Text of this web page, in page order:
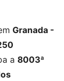
Granada -
a 8003ª